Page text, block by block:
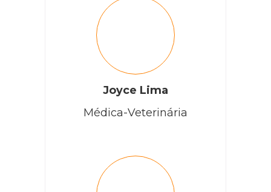
Joyce Lima
Médica-Veterinária